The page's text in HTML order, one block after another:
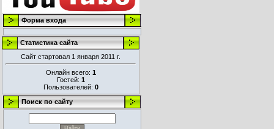
Форма входа
Статистика сайта
Сайт стартовал 1 января 2011 г.
Онлайн всего: 1
Гостей: 1
Пользователей: 0
Поиск по сайту